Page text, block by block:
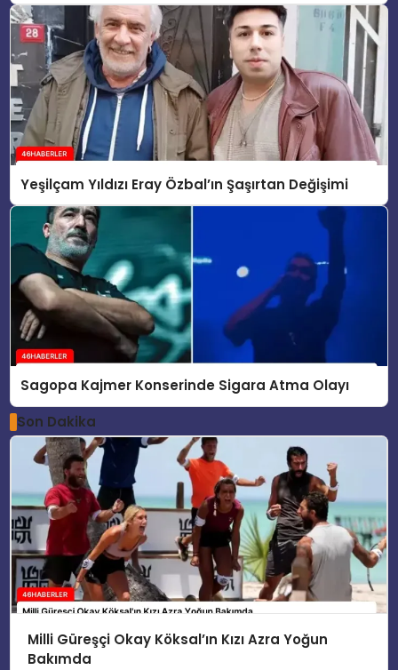
Yeşilçam Yıldızı Eray Özbal’ın Şaşırtan Değişimi
Sagopa Kajmer Konserinde Sigara Atma Olayı
Son Dakika
Milli Güreşçi Okay Köksal’ın Kızı Azra Yoğun
Bakımda